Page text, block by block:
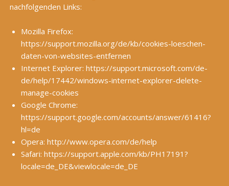
nachfolgenden Links:
Mozilla Firefox:
https://support.mozilla.org/de/kb/cookies-loeschen-
daten-von-websites-entfernen
Internet Explorer: https://support.microsoft.com/de-
de/help/17442/windows-internet-explorer-delete-
manage-cookies
Google Chrome:
https://support.google.com/accounts/answer/61416?
hl=de
Opera: http://www.opera.com/de/help
Safari: https://support.apple.com/kb/PH17191?
locale=de_DE&viewlocale=de_DE